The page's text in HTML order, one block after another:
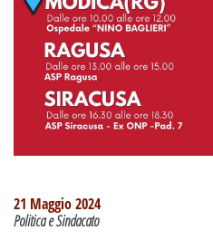
21 Maggio 2024
Politica e Sindacato